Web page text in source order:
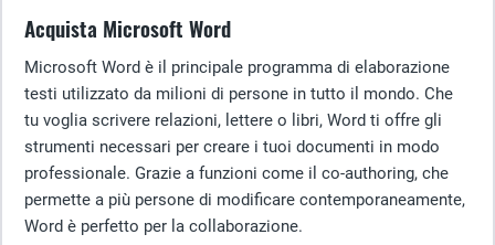
Acquista Microsoft Word
Microsoft Word è il principale programma di elaborazione
testi utilizzato da milioni di persone in tutto il mondo. Che
tu voglia scrivere relazioni, lettere o libri, Word ti offre gli
strumenti necessari per creare i tuoi documenti in modo
professionale. Grazie a funzioni come il co-authoring, che
permette a più persone di modificare contemporaneamente,
Word è perfetto per la collaborazione.